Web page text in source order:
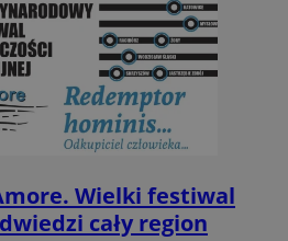
Wielki festiwal
cały region